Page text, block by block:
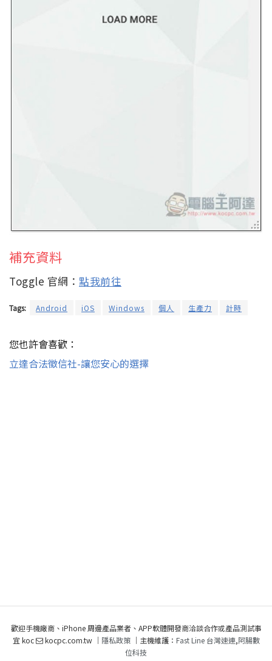
補充資料
Toggle 官網： 點我前往
Tags: Android iOS Windows 個人 生產力 計時
您也許會喜歡：
立達合法徵信社-讓您安心的選擇
歡迎手機廠商、iPhone 周邊產品業者、APP軟體開發商洽談合作或產品測試事
宜 koc
kocpc.com.tw ｜ 隱私政策｜主機維護： Fast Line 台灣速連,阿腸數
位科技